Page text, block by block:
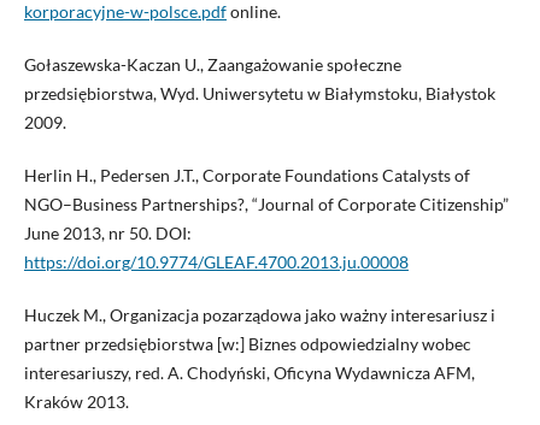
korporacyjne-w-polsce.pdfonline.
Gołaszewska-Kaczan U., Zaangażowanie społeczne
przedsiębiorstwa, Wyd. Uniwersytetu w Białymstoku, Białystok
2009.
Herlin H., Pedersen J.T., Corporate Foundations Catalysts of
NGO–Business Partnerships?, “Journal of Corporate Citizenship”
June 2013, nr 50. DOI:
https://doi.org/10.9774/GLEAF.4700.2013.ju.00008
Huczek M., Organizacja pozarządowa jako ważny interesariusz i
partner przedsiębiorstwa [w:] Biznes odpowiedzialny wobec
interesariuszy, red. A. Chodyński, Oficyna Wydawnicza AFM,
Kraków 2013.